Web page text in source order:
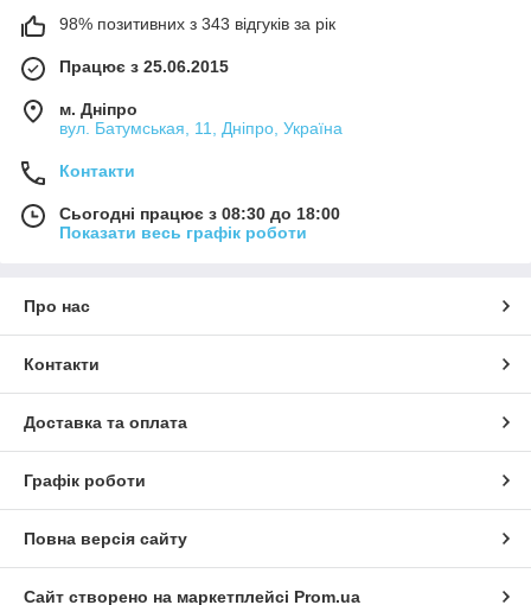
професійну орієнтацію, навчання та навчання, сприяння в
роботі, виробничу адаптацію;
соціально-середову, соціально-педагогічну, соціально-
психологічну та соціокультурну реабілітацію, соціально-
побутову адаптацію;
фізкультурно-оздоровчі заходи, спорт.
98% позитивних з 343 відгуків за рік
Працює з 25.06.2015
м. Дніпро
вул. Батумськая, 11, Дніпро, Україна
Контакти
Сьогодні працює з 08:30 до 18:00
Показати весь графік роботи
Про нас
Контакти
Доставка та оплата
Графік роботи
Повна версія сайту
Сайт створено на маркетплейсі Prom.ua